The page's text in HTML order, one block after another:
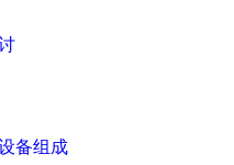
备组成